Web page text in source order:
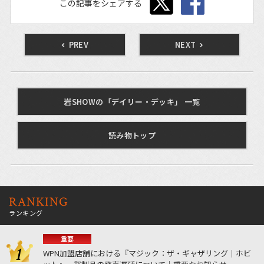
この記事をシェアする
PREV NEXT
岩SHOWの「デイリー・デッキ」 一覧
読み物トップ
RANKING
ランキング
重要
WPN加盟店舗における『マジック：ザ・ギャザリング｜ホビ